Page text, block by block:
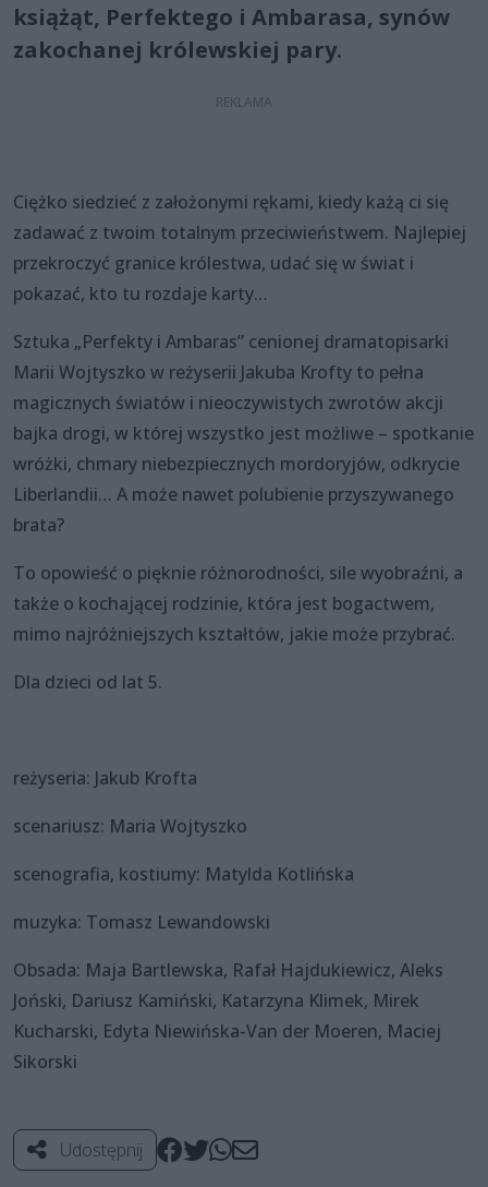
książąt, Perfektego i Ambarasa, synów
zakochanej królewskiej pary.
Ciężko siedzieć z założonymi rękami, kiedy każą ci się
zadawać z twoim totalnym przeciwieństwem. Najlepiej
przekroczyć granice królestwa, udać się w świat i
pokazać, kto tu rozdaje karty…
Sztuka „Perfekty i Ambaras” cenionej dramatopisarki
Marii Wojtyszko w reżyserii Jakuba Krofty to pełna
magicznych światów i nieoczywistych zwrotów akcji
bajka drogi, w której wszystko jest możliwe – spotkanie
wróżki, chmary niebezpiecznych mordoryjów, odkrycie
Liberlandii… A może nawet polubienie przyszywanego
brata?
To opowieść o pięknie różnorodności, sile wyobraźni, a
także o kochającej rodzinie, która jest bogactwem,
mimo najróżniejszych kształtów, jakie może przybrać.
Dla dzieci od lat 5.
reżyseria: Jakub Krofta
scenariusz: Maria Wojtyszko
scenografia, kostiumy: Matylda Kotlińska
muzyka: Tomasz Lewandowski
Obsada: Maja Bartlewska, Rafał Hajdukiewicz, Aleks
Joński, Dariusz Kamiński, Katarzyna Klimek, Mirek
Kucharski, Edyta Niewińska-Van der Moeren, Maciej
Sikorski
Udostępnij